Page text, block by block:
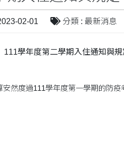
02-01 分類 : 最新消息
111學年度第二學期入住通知與規
然度過111學年度第一學期的防